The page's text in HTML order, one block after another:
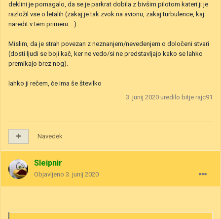
deklini je pomagalo, da se je parkrat dobila z bivšim pilotom kateri ji je
razložil vse o letalih (zakaj je tak zvok na avionu, zakaj turbulence, kaj
naredit v tem primeru....).
Mislim, da je strah povezan z neznanjem/nevedenjem o določeni stvari
(dosti ljudi se boji kač, ker ne vedo/si ne predstavljajo kako se lahko
premikajo brez nog).
lahko ji rečem, če ima še številko
3. junij 2020 uredilo bitje rajc91
Navedek
Sleipnir
Objavljeno 3. junij 2020